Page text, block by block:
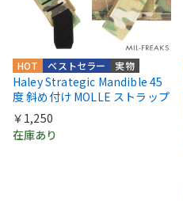
実物
ベストセラー
HOT
Haley Strategic Mandible 45
度 斜め付け MOLLE ストラップ
￥1,250
在庫あり